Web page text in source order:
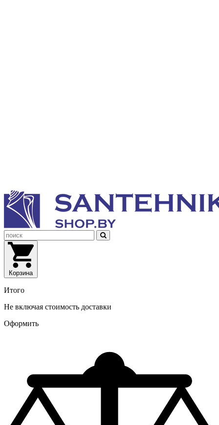
Корзина
Итого
Не включая стоимость доставки
Оформить